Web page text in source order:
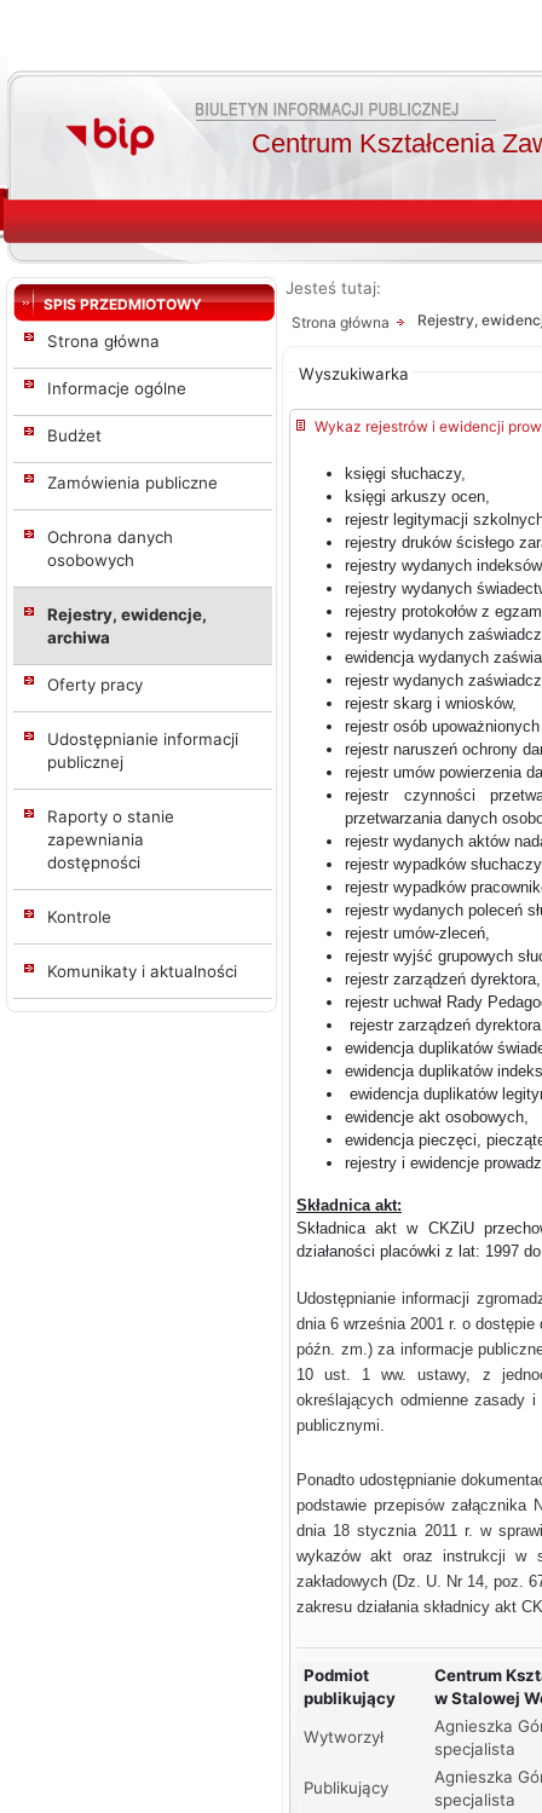
Centrum Kształcenia
SPIS PRZEDMIOTOWY
Strona główna
Informacje ogólne
Budżet
Zamówienia publiczne
Ochrona danych
osobowych
Rejestry, ewidencje,
archiwa
Oferty pracy
Udostępnianie informacji
publicznej
Raporty o stanie
zapewniania
dostępności
Kontrole
Komunikaty i aktualności
Jesteś tutaj:
Strona główna Rejestry,
WyszukiwarkaSzukaj
Wykaz rejestrów i ewidencji
księgi słuchaczy,
księgi arkuszy ocen,
rejestr legitymacji
rejestry druków ścisłego
rejestry wydanych
rejestry wydanych
rejestry protokołów z
rejestr wydanych
ewidencja wydanych
rejestr wydanych
rejestr skarg i wniosków,
rejestr osób
rejestr naruszeń ochrony
rejestr umów powierzenia
rejestr czynności
przetwarzania danych
rejestr wydanych aktów
rejestr wypadków
rejestr wypadków
rejestr wydanych poleceń
rejestr umów-zleceń,
rejestr wyjść grupowych
rejestr zarządzeń dyrektora,
rejestr uchwał Rady
rejestr zarządzeń
ewidencja duplikatów
ewidencja duplikatów
ewidencja duplikatów
ewidencje akt osobowych,
ewidencja pieczęci,
rejestry i ewidencje
Składnica akt:
Składnica akt w CKZiU
działaności placówki z lat: 1997
Udostępnianie informacji
dnia 6 września 2001 r. o
późn. zm.) za informacje
10 ust. 1 ww. ustawy, z
określających odmienne zasady
publicznymi.
Ponadto udostępnianie
podstawie przepisów załącznika
dnia 18 stycznia 2011 r. w
wykazów akt oraz instrukcji w
zakładowych (Dz. U. Nr 14, poz.
zakresu działania składnicy akt
Podmiot
publikujący
Centrum
w Stalowej
Wytworzył
Agnieszka
specjalista
Publikujący
Agnieszka
specjalista